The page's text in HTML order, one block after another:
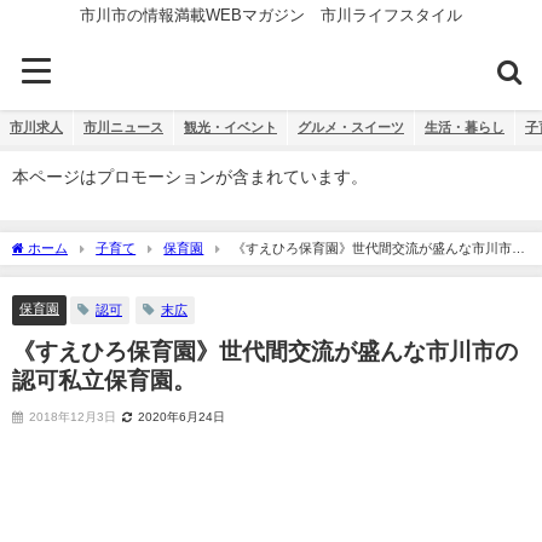
市川市の情報満載WEBマガジン 市川ライフスタイル
市川求人 市川ニュース 観光・イベント グルメ・スイーツ 生活・暮らし 子
本ページはプロモーションが含まれています。
ホーム 子育て 保育園
《すえひろ保育園》世代間交流が盛んな市川市の
認可私立保育園。
保育園 認可 末広
《すえひろ保育園》世代間交流が盛んな市川市の
認可私立保育園。
2018年12月3日 2020年6月24日